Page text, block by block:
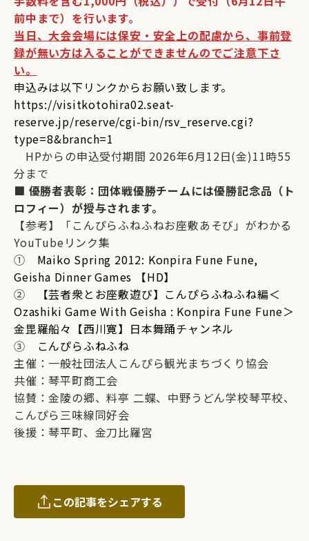
前中まで）を行います。
当日、大会会場には保安・安全上の配慮から、事前登
録が無い方は入ることができませんのでご注意下さ
い。
申込みは以下リンクからお願い致します。
https://visitkotohira02.seat-
reserve.jp/reserve/cgi-bin/rsv_reserve.cgi?
type=8&branch=1
HPからの申込受付期間 2026年6月12日(金)11時55
分まで
■ 優勝者表彰：団体戦優勝チームには優勝記念品（ト
ロフィー）が授与されます。
【参考】「こんぴらふねふねお座敷あそび」がわかる
YouTubeリンク集
➀ Maiko Spring 2012: Konpira Fune Fune,
Geisha Dinner Games 【HD】
②
【芸者衆とお座敷遊び】こんぴらふねふね編＜
Ozashiki Game With Geisha : Konpira Fune Fune＞
金毘羅船々【西川寛】日本舞踊チャンネル
➂ こんぴらふねふね
主催：一般社団法人こんぴら観光まちづくり協会
共催：琴平町商工会
協賛：金陵の郷、料亭 二蝶、中野うどん学校琴平校、
こんぴら三味線同好会
後援：琴平町、金刀比羅宮
この記事をシェアする